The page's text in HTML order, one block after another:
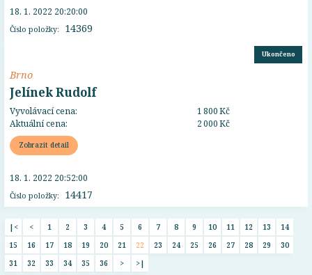
Číslo položky: 14369
18. 1. 2022 20:20:00
Ukončeno
Brno
Jelínek Rudolf
Vyvolávací cena:
1 800 Kč
Aktuální cena:
2 000 Kč
Zobrazit detail
Číslo položky: 14417
18. 1. 2022 20:52:00
|< < 1 2 3 4 5 6 7 8 9 10 11 12 13
14
15
16 17 18 19 20 21 22 23 24 25 26 27 28 29
30
31
32 33 34 35 36 > >|